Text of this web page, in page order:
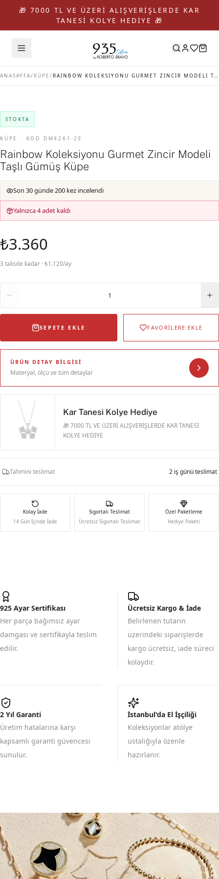
🎁 7000 TL VE ÜZERİ ALIŞVERİŞLERDE KAR
TANESİ KOLYE HEDİYE 🎁
ANASAYFA/ KÜPE / RAINBOW KOLEKSIYONU GURMET ZINCIR MODELI TAŞLI GÜMÜŞ KÜPE
STOKTA
KÜPE · KOD DM4261-2E
Rainbow Koleksiyonu Gurmet Zincir Modeli
Taşlı Gümüş Küpe
Son 30 günde 200 kez incelendi
Yalnızca 4 adet kaldı
₺3.360
3 taksite kadar · ₺1.120/ay
1
SEPETE EKLE FAVORİLERE EKLE
ÜRÜN DETAY BILGISI
Materyal, ölçü ve tüm detaylar
Kar Tanesi Kolye Hediye
🎁 7000 TL VE ÜZERİ ALIŞVERİŞLERDE KAR TANESİ
KOLYE HEDİYE
Tahmini teslimat 2 iş günü teslimat
Kolay İade
14 Gün İçinde İade
Sigortalı Teslimat
Ücretsiz Sigortalı Teslimat
Özel Paketleme
Hediye Paketi
925 Ayar Sertifikası
Her parça bağımsız ayar
damgası ve sertifikayla teslim
edilir.
Ücretsiz Kargo & İade
Belirlenen tutarın
üzerindeki siparişlerde
kargo ücretsiz, iade süreci
kolaydır.
2 Yıl Garanti
Üretim hatalarına karşı
kapsamlı garanti güvencesi
sunulur.
İstanbul'da El İşçiliği
Koleksiyonlar atölye
ustalığıyla özenle
hazırlanır.